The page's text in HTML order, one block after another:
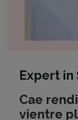
Expert
Cae
vientre